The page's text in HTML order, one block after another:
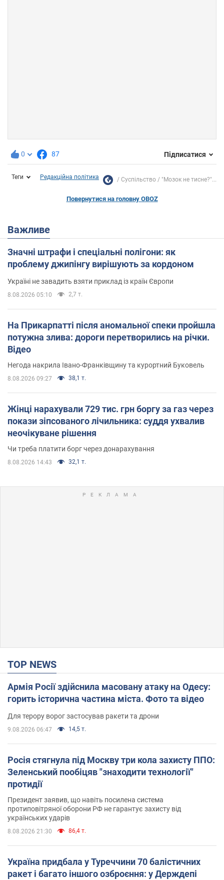
0 87 Підписатися
Теги Редакційна політика Суспільство "Мозок не тисне?"...
Повернутися на головну OBOZ
Важливе
Значні штрафи і спеціальні полігони: як
проблему джипінгу вирішують за кордоном
Україні не завадить взяти приклад із країн Європи
8.08.2026 05:10 2,7 т.
На Прикарпатті після аномальної спеки пройшла
потужна злива: дороги перетворились на річки.
Відео
Негода накрила Івано-Франківщину та курортний Буковель
8.08.2026 09:27 38,1 т.
Жінці нарахували 729 тис. грн боргу за газ через
покази зіпсованого лічильника: суддя ухвалив
неочікуване рішення
Чи треба платити борг через донарахування
8.08.2026 14:43 32,1 т.
TOP NEWS
Армія Росії здійснила масовану атаку на Одесу:
горить історична частина міста. Фото та відео
Для терору ворог застосував ракети та дрони
9.08.2026 06:47 14,5 т.
Росія стягнула під Москву три кола захисту ППО:
Зеленський пообіцяв "знаходити технології"
протидії
Президент заявив, що навіть посилена система
протиповітряної оборони РФ не гарантує захисту від
українських ударів
8.08.2026 21:30 86,4 т.
Україна придбала у Туреччини 70 балістичних
ракет і багато іншого озброєння: у Держдепі